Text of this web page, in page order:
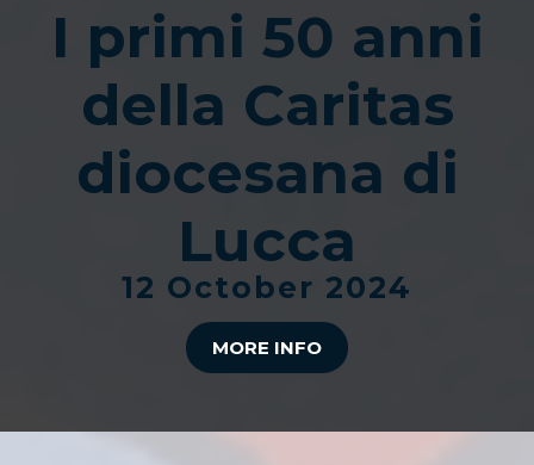
I primi 50 anni
della Caritas
diocesana di
Lucca
12 October 2024
MORE INFO